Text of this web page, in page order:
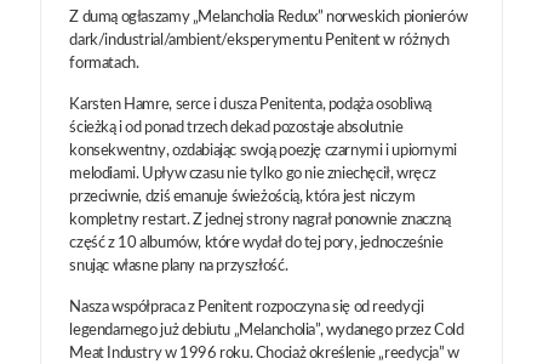
Z dumą ogłaszamy „Melancholia Redux” norweskich pionierów
dark/industrial/ambient/eksperymentu Penitent w różnych
formatach.
Karsten Hamre, serce i dusza Penitenta, podąża osobliwą
ścieżką i od ponad trzech dekad pozostaje absolutnie
konsekwentny, ozdabiając swoją poezję czarnymi i upiornymi
melodiami. Upływ czasu nie tylko go nie zniechęcił, wręcz
przeciwnie, dziś emanuje świeżością, która jest niczym
kompletny restart. Z jednej strony nagrał ponownie znaczną
część z 10 albumów, które wydał do tej pory, jednocześnie
snując własne plany na przyszłość.
Nasza współpraca z Penitent rozpoczyna się od reedycji
legendarnego już debiutu „Melancholia”, wydanego przez Cold
Meat Industry w 1996 roku. Chociaż określenie „reedycja” w